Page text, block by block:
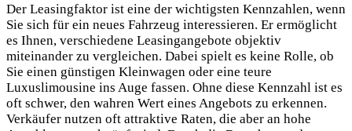
Der Leasingfaktor ist eine der wichtigsten Kennzahlen, wenn
Sie sich für ein neues Fahrzeug interessieren. Er ermöglicht
es Ihnen, verschiedene Leasingangebote objektiv
miteinander zu vergleichen. Dabei spielt es keine Rolle, ob
Sie einen günstigen Kleinwagen oder eine teure
Luxuslimousine ins Auge fassen. Ohne diese Kennzahl ist es
oft schwer, den wahren Wert eines Angebots zu erkennen.
Verkäufer nutzen oft attraktive Raten, die aber an hohe